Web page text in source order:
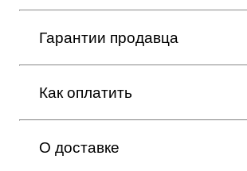
Гарантии продавца
Как оплатить
О доставке